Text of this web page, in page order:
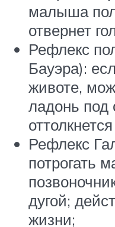
малыша
отвернет
Рефлекс
Бауэра):
животе,
ладонь под
Рефлекс
потрогать
дугой;
жизни;